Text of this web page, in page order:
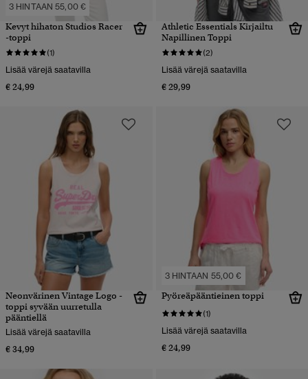
3 HINTAAN 55,00 €
Kevyt hihaton Studios Racer
-toppi
(1)
Lisää värejä saatavilla
€ 24,99
Athletic Essentials Kirjailtu
Napillinen Toppi
(2)
Lisää värejä saatavilla
€ 29,99
Neonvärinen Vintage Logo -
toppi syvään uurretulla
pääntiellä
Lisää värejä saatavilla
€ 34,99
3 HINTAAN 55,00 €
Pyöreäpääntieinen toppi
(1)
Lisää värejä saatavilla
€ 24,99